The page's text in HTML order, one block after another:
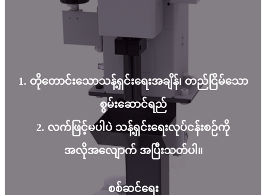
1. တိုတောင်းသောသန့်ရှင်းရေးအချိန်၊ တည်ငြိမ်သော
စွမ်းဆောင်ရည်
2. လက်ဖြင့်မပါပဲ သန့်ရှင်းရေးလုပ်ငန်းစဉ်ကို
အလိုအလျောက် အပြီးသတ်ပါ။
စစ်ဆင်ရေး